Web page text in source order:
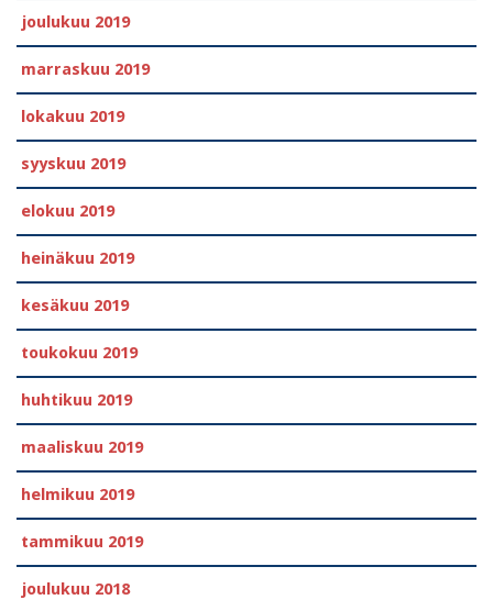
joulukuu 2019
marraskuu 2019
lokakuu 2019
syyskuu 2019
elokuu 2019
heinäkuu 2019
kesäkuu 2019
toukokuu 2019
huhtikuu 2019
maaliskuu 2019
helmikuu 2019
tammikuu 2019
joulukuu 2018